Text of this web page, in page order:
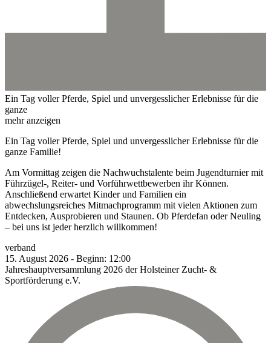
Ein Tag voller Pferde, Spiel und unvergesslicher Erlebnisse für die
ganze
mehr anzeigen
Ein Tag voller Pferde, Spiel und unvergesslicher Erlebnisse für die
ganze Familie!
Am Vormittag zeigen die Nachwuchstalente beim Jugendturnier mit
Führzügel-, Reiter- und Vorführwettbewerben ihr Können.
Anschließend erwartet Kinder und Familien ein
abwechslungsreiches Mitmachprogramm mit vielen Aktionen zum
Entdecken, Ausprobieren und Staunen. Ob Pferdefan oder Neuling
– bei uns ist jeder herzlich willkommen!
verband
15. August 2026 - Beginn: 12:00
Jahreshauptversammlung 2026 der Holsteiner Zucht- &
Sportförderung e.V.